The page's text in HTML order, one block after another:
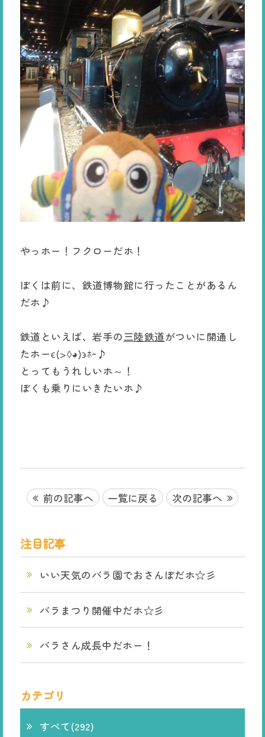
やっホー！フクローだホ！
ぼくは前に、鉄道博物館に行ったことがあるん
だホ♪
鉄道といえば、岩手の三陸鉄道がついに開通し
たホーϵ(>◊◕)϶ﾎｰ♪
とってもうれしいホ～！
ぼくも乗りにいきたいホ♪
前の記事へ 一覧に戻る 次の記事へ
注目記事
いい天気のバラ園でおさんぽだホ☆彡
バラまつり開催中だホ☆彡
バラさん成長中だホー！
カテゴリ
すべて(292)